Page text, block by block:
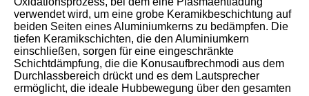
verwendet wird, um eine grobe Keramikbeschichtung auf
beiden Seiten eines Aluminiumkerns zu bedämpfen. Die
tiefen Keramikschichten, die den Aluminiumkern
einschließen, sorgen für eine eingeschränkte
Schichtdämpfung, die die Konusaufbrechmodi aus dem
Durchlassbereich drückt und es dem Lautsprecher
ermöglicht, die ideale Hubbewegung über den gesamten